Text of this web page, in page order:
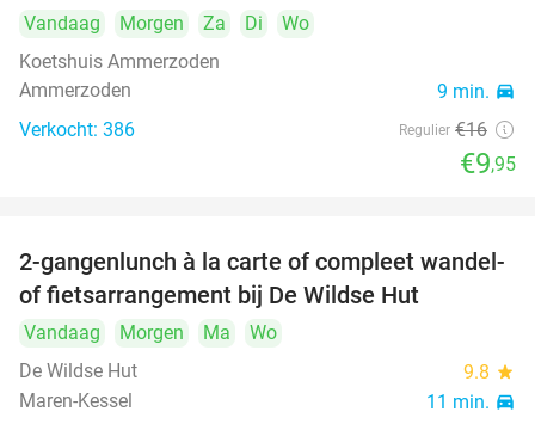
Vandaag Morgen Za Di
Wo
Koetshuis Ammerzoden
Ammerzoden
9 min. directions_car
Verkocht: 386 Regulier €16
€9,95
34%
2-gangenlunch à la carte of compleet wandel-
of fietsarrangement bij De Wildse Hut
Vandaag Morgen Ma
Wo
De Wildse Hut
9.8 star
Maren-Kessel 11 min. directions_car